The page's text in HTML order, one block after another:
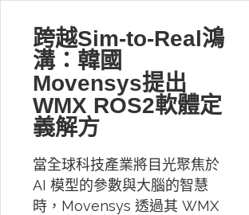
跨越Sim-to-Real鴻
溝：韓國
Movensys提出
WMX ROS2軟體定
義解方
當全球科技產業將目光聚焦於
AI 模型的參數與大腦的智慧
時，Movensys 透過其 WMX